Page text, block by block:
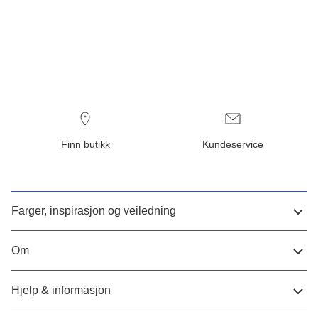
Finn butikk Kundeservice
Farger, inspirasjon og veiledning
Om
Hjelp & informasjon